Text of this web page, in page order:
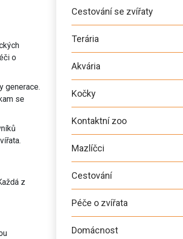
o
generace.
se
z
Cestování se zvířaty
Terária
Akvária
Kočky
Kontaktní zoo
Mazlíčci
Cestování
Péče o zvířata
Domácnost